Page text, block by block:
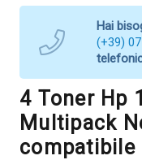
Hai
(+39)
4 Toner Hp
Multipack
compatibile